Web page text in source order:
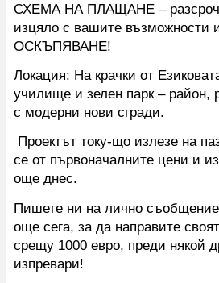
СХЕМА НА ПЛАЩАНЕ –
изцяло с вашите
ОСКЪПЯВАНЕ!
Локация: На крачки от
училище и зелен парк – район,
с модерни нови сгради.
Проектът току-що излезе на
се от първоначалните цени и
още днес.
Пишете ни на лично
още сега, за да направите
срещу 1000 евро, преди някой
изпревари!